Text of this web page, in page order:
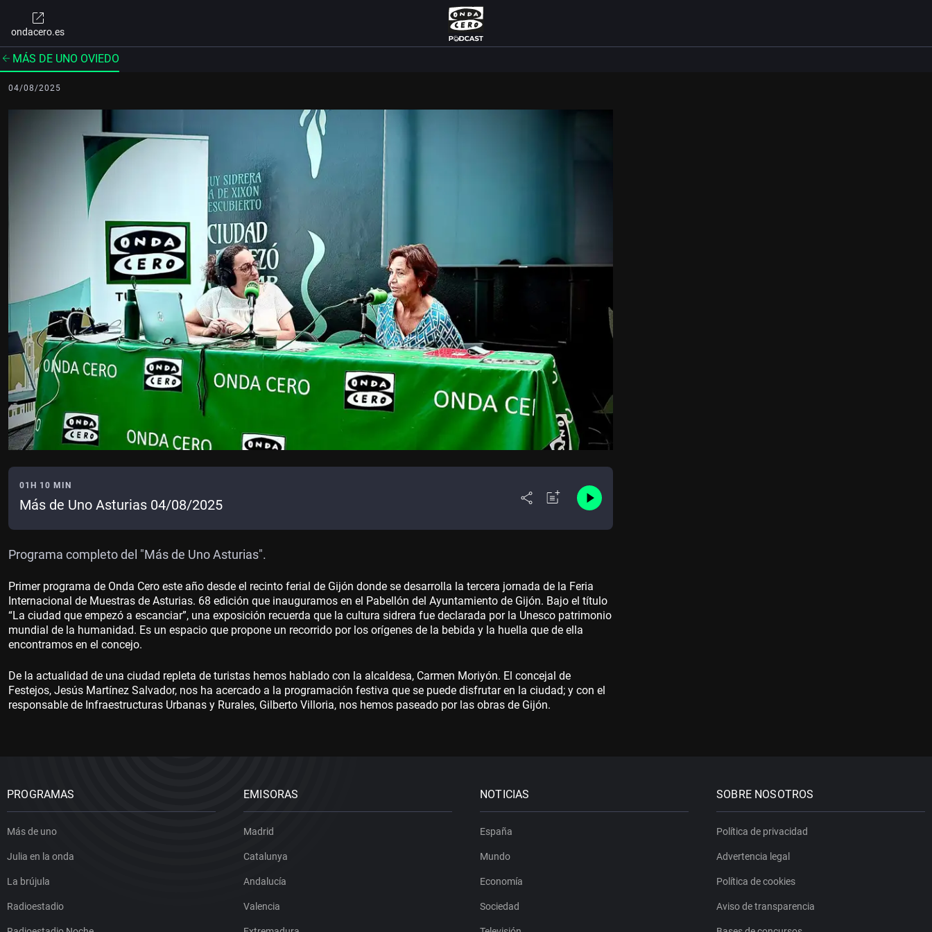
ondacero.es
MÁS DE UNO OVIEDO
04/08/2025
01H 10 MIN
Más de Uno Asturias 04/08/2025
Programa completo del "Más de Uno Asturias".
Primer programa de Onda Cero este año desde el recinto ferial de Gijón donde se desarrolla la tercera jornada de la Feria
Internacional de Muestras de Asturias. 68 edición que inauguramos en el Pabellón del Ayuntamiento de Gijón. Bajo el título
“La ciudad que empezó a escanciar”, una exposición recuerda que la cultura sidrera fue declarada por la Unesco patrimonio
mundial de la humanidad. Es un espacio que propone un recorrido por los orígenes de la bebida y la huella que de ella
encontramos en el concejo.
De la actualidad de una ciudad repleta de turistas hemos hablado con la alcaldesa, Carmen Moriyón. El concejal de
Festejos, Jesús Martínez Salvador, nos ha acercado a la programación festiva que se puede disfrutar en la ciudad; y con el
responsable de Infraestructuras Urbanas y Rurales, Gilberto Villoria, nos hemos paseado por las obras de Gijón.
PROGRAMAS
Más de uno
Julia en la onda
La brújula
Radioestadio
EMISORAS
Madrid
Catalunya
Andalucía
Valencia
NOTICIAS
España
Mundo
Economía
Sociedad
SOBRE NOSOTROS
Política de privacidad
Advertencia legal
Política de cookies
Aviso de transparencia